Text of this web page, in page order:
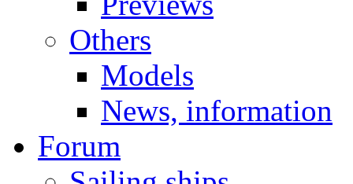
Others
Models
News, information
Forum